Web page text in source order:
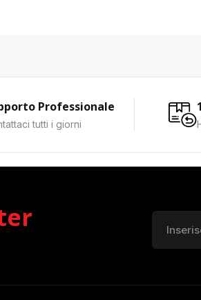
Professionale
tutti i giorni